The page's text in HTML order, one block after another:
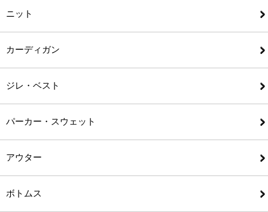
ニット
カーディガン
ジレ・ベスト
パーカー・スウェット
アウター
ボトムス